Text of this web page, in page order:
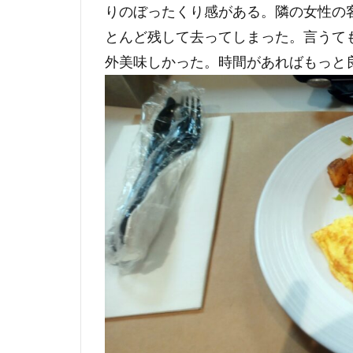
りのぼったくり感がある。隣の女性
とんど残して去ってしまった。言う
外美味しかった。時間があればもっと